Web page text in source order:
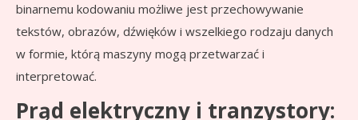
binarnemu kodowaniu możliwe jest przechowywanie
tekstów, obrazów, dźwięków i wszelkiego rodzaju danych
w formie, którą maszyny mogą przetwarzać i
interpretować.
Prąd elektryczny i tranzystory: